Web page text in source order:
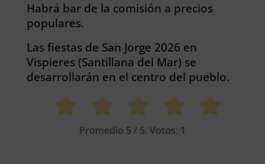
Habrá bar de la comisión a precios
populares.
Las fiestas de San Jorge 2026 en
Vispieres (Santillana del Mar) se
desarrollarán en el centro del pueblo.
Promedio 5 / 5. Votos: 1